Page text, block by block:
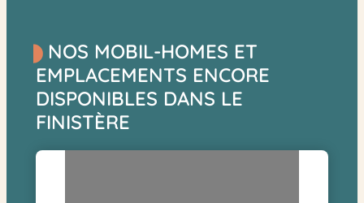
NOS MOBIL-HOMES ET
EMPLACEMENTS ENCORE
DISPONIBLES DANS LE
FINISTÈRE